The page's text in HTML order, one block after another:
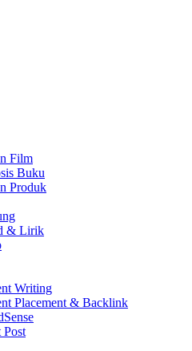
Film
Buku
Produk
& Lirik
Writing
Placement & Backlink
Post